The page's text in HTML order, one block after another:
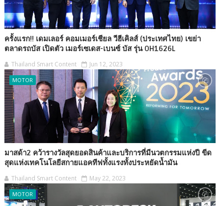
ครั้งแรก!! เดมเลอร์ คอมเมอร์เชียล วีฮีเคิลส์ (ประเทศไทย) เขย่า
ตลาดรถบัส เปิดตัว เมอร์เซเดส-เบนซ์ บัส รุ่น OH1626L
Thailand Smart Content Jun 12, 2023
MOTOR
มาสด้า2 คว้ารางวัลสุดยอดสินค้าและบริการที่มีนวตกรรมแห่งปี ขีด
สุดแห่งเทคโนโลยีสกายแอคทีฟทั้งแรงทั้งประหยัดน้ำมัน
Thailand Smart Content May 22, 2023
MOTOR